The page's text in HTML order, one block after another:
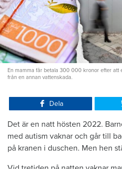
En mamma får betala 300 000 kronor efter att
från en annan vattenskada.
Dela
Det är en natt hösten 2022.
med autism vaknar och går till
på kranen i duschen. Men hen